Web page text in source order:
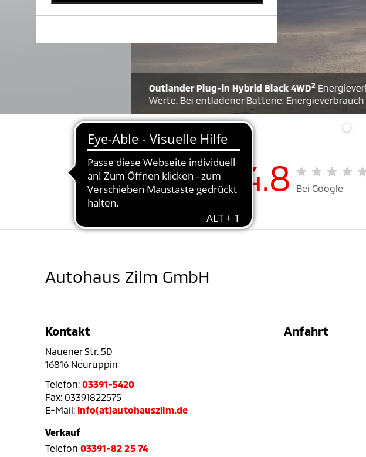
Outlander Plug-in Hybrid Black 4WD2Energieverbrauch 19,1 kWh/100 km
Werte. Bei entladener Batterie: Energieverbrauch 7,1 l/100 km Benzin; CO2-
4.8 Bei Google
Autohaus Zilm GmbH
Kontakt
Nauener Str. 5D
16816 Neuruppin
Telefon: 03391-5420
Fax: 03391822575
E-Mail: info(at)autohauszilm.de
Verkauf
Telefon 03391-82 25 74
Anfahrt